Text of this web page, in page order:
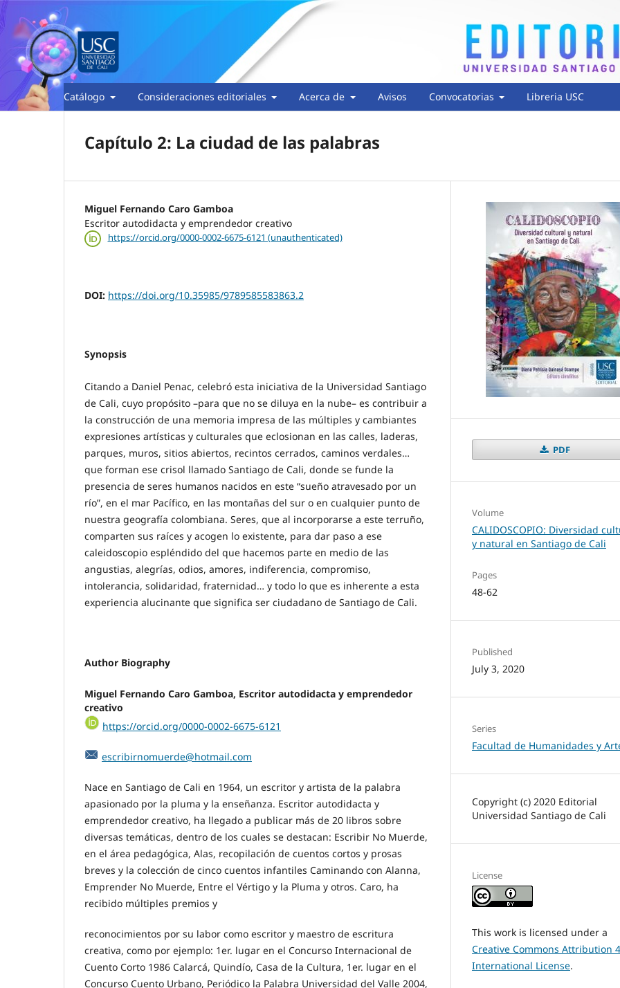
Catálogo Consideraciones editoriales Acerca de Avisos Convocatorias Libreria USC
Capítulo 2: La ciudad de las palabras
Miguel Fernando Caro Gamboa
Escritor autodidacta y emprendedor creativo
https://orcid.org/0000-0002-6675-6121 (unauthenticated)
DOI: https://doi.org/10.35985/9789585583863.2
Synopsis
Citando a Daniel Penac, celebró esta iniciativa de la Universidad Santiago
de Cali, cuyo propósito –para que no se diluya en la nube– es contribuir a
la construcción de una memoria impresa de las múltiples y cambiantes
expresiones artísticas y culturales que eclosionan en las calles, laderas,
parques, muros, sitios abiertos, recintos cerrados, caminos verdales…
que forman ese crisol llamado Santiago de Cali, donde se funde la
presencia de seres humanos nacidos en este “sueño atravesado por un
río”, en el mar Pacífico, en las montañas del sur o en cualquier punto de
nuestra geografía colombiana. Seres, que al incorporarse a este terruño,
comparten sus raíces y acogen lo existente, para dar paso a ese
caleidoscopio espléndido del que hacemos parte en medio de las
angustias, alegrías, odios, amores, indiferencia, compromiso,
intolerancia, solidaridad, fraternidad… y todo lo que es inherente a esta
experiencia alucinante que significa ser ciudadano de Santiago de Cali.
Author Biography
Miguel Fernando Caro Gamboa, Escritor autodidacta y emprendedor
creativo
https://orcid.org/0000-0002-6675-6121
escribirnomuerde@hotmail.com
Nace en Santiago de Cali en 1964, un escritor y artista de la palabra
apasionado por la pluma y la enseñanza. Escritor autodidacta y
emprendedor creativo, ha llegado a publicar más de 20 libros sobre
diversas temáticas, dentro de los cuales se destacan: Escribir No Muerde,
en el área pedagógica, Alas, recopilación de cuentos cortos y prosas
breves y la colección de cinco cuentos infantiles Caminando con Alanna,
Emprender No Muerde, Entre el Vértigo y la Pluma y otros. Caro, ha
recibido múltiples premios y
reconocimientos por su labor como escritor y maestro de escritura
creativa, como por ejemplo: 1er. lugar en el Concurso Internacional de
Cuento Corto 1986 Calarcá, Quindío, Casa de la Cultura, 1er. lugar en el
Concurso Cuento Urbano, Periódico la Palabra Universidad del Valle 2004,
PDF
Volume
CALIDOSCOPIO: Diversidad
y natural en Santiago de Cali
Pages
48-62
Published
July 3, 2020
Series
Facultad de Humanidades y
Copyright (c) 2020 Editorial
Universidad Santiago de Cali
License
This work is licensed under a
Creative Commons Attribution
International License.